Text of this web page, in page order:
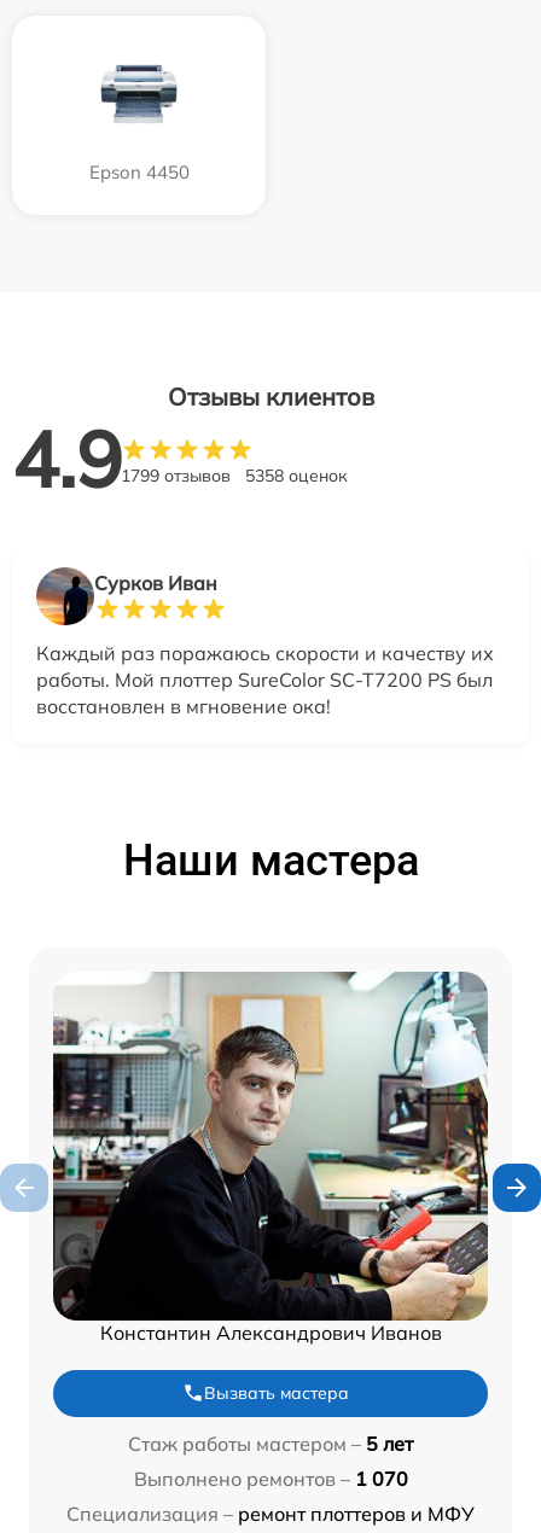
Epson 4450
Отзывы клиентов
4.91799 отзывов 5358 оценок
Сурков Иван
Каждый раз поражаюсь скорости и качеству их
работы. Мой плоттер SureColor SC-T7200 PS был
восстановлен в мгновение ока!
Наши мастера
Константин Александрович Иванов
Вызвать мастера
Стаж работы мастером – 5 лет
Выполнено ремонтов – 1 070
Специализация – ремонт плоттеров и МФУ